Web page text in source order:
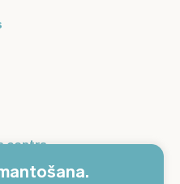
centrs